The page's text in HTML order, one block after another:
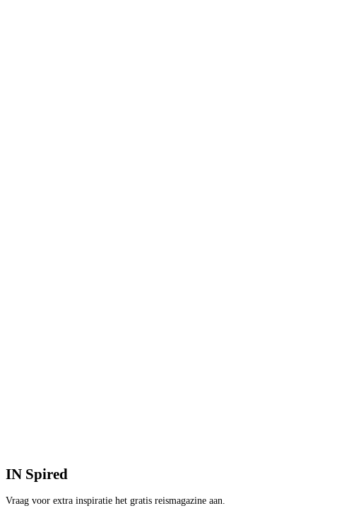
IN Spired
Vraag voor extra inspiratie het gratis reismagazine aan.